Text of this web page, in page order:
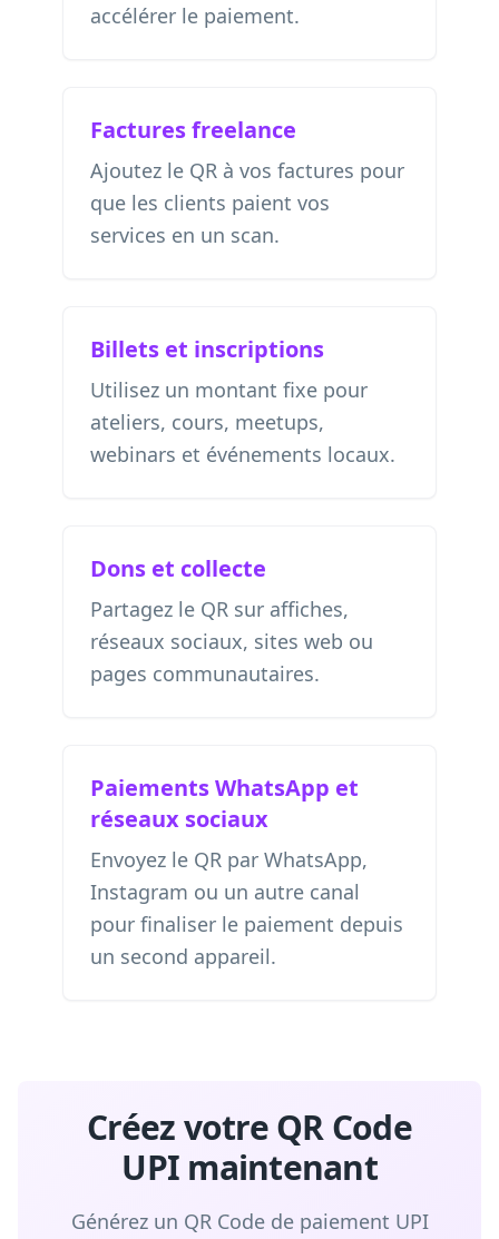
accélérer le paiement.
Factures freelance
Ajoutez le QR à vos factures pour
que les clients paient vos
services en un scan.
Billets et inscriptions
Utilisez un montant fixe pour
ateliers, cours, meetups,
webinars et événements locaux.
Dons et collecte
Partagez le QR sur affiches,
réseaux sociaux, sites web ou
pages communautaires.
Paiements WhatsApp et
réseaux sociaux
Envoyez le QR par WhatsApp,
Instagram ou un autre canal
pour finaliser le paiement depuis
un second appareil.
Créez votre QR Code
UPI maintenant
Générez un QR Code de paiement UPI